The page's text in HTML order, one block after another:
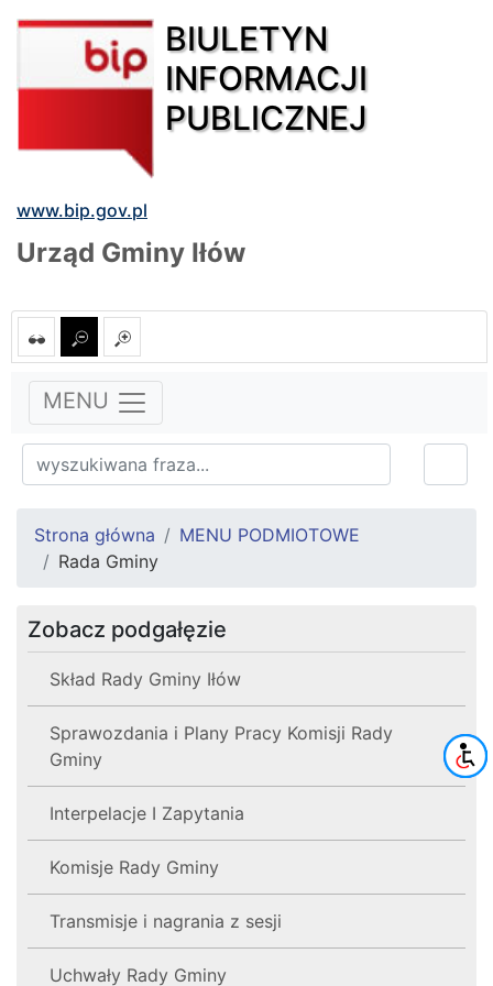
BIULETYN
INFORMACJI
PUBLICZNEJ
www.bip.gov.pl
Urząd Gminy Iłów
MENU
Strona główna
MENU PODMIOTOWE
Rada Gminy
Zobacz podgałęzie
Skład Rady Gminy Iłów
Sprawozdania i Plany Pracy Komisji Rady
Gminy
Interpelacje I Zapytania
Komisje Rady Gminy
Transmisje i nagrania z sesji
Uchwały Rady Gminy